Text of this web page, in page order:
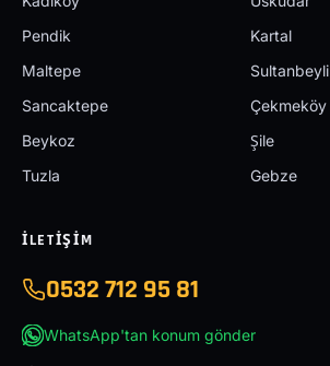
Pendik
Kartal
Maltepe
Sultanbeyli
Sancaktepe
Çekmeköy
Beykoz
Şile
Tuzla
Gebze
İLETIŞIM
0532 712 95 81
WhatsApp'tan konum gönder